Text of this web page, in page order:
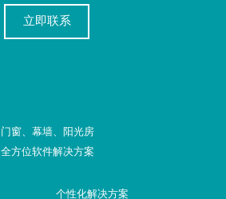
立即联系
门窗、幕墙、阳光房
全方位软件解决方案
个性化解决方案